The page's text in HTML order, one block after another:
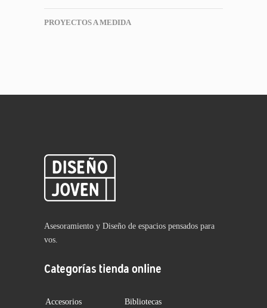
PROYECTOS A MEDIDA
Asesoramiento y Diseño de espacios pensados para
vos.
Categorías tienda online
Accesorios Bibliotecas